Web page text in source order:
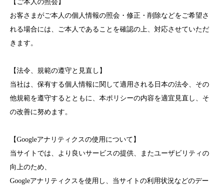
【ご本人の照会】
お客さまがご本人の個人情報の照会・修正・削除などをご希望さ
れる場合には、ご本人であることを確認の上、対応させていただ
きます。
【法令、規範の遵守と見直し】
当社は、保有する個人情報に関して適用される日本の法令、その
他規範を遵守するとともに、本ポリシーの内容を適宜見直し、そ
の改善に努めます。
【Googleアナリティクスの使用について】
当サイトでは、より良いサービスの提供、またユーザビリティの
向上のため、
Googleアナリティクスを使用し、当サイトの利用状況などのデー